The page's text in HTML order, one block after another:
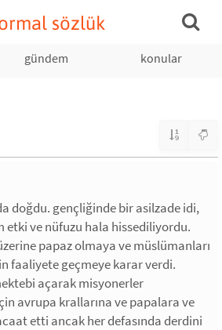
sözlük
gündem konular
doğdu. gençliğinde bir asilzade idi,
ve nüfuzu hala hissediliyordu.
papaz olmaya ve müslümanları
faaliyete geçmeye karar verdi.
açarak misyonerler
avrupa krallarına ve papalara ve
etti ancak her defasında derdini